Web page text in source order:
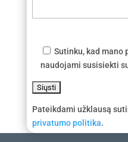
Sutinku, kad mano
naudojami susisiekti
Pateikdami užklausą
privatumo politika.